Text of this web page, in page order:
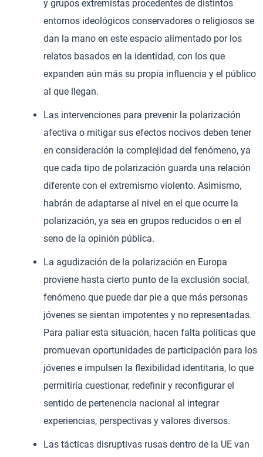
y grupos extremistas procedentes de distintos
entornos ideológicos conservadores o religiosos se
dan la mano en este espacio alimentado por los
relatos basados en la identidad, con los que
expanden aún más su propia influencia y el público
al que llegan.
Las intervenciones para prevenir la polarización
afectiva o mitigar sus efectos nocivos deben tener
en consideración la complejidad del fenómeno, ya
que cada tipo de polarización guarda una relación
diferente con el extremismo violento. Asimismo,
habrán de adaptarse al nivel en el que ocurre la
polarización, ya sea en grupos reducidos o en el
seno de la opinión pública.
La agudización de la polarización en Europa
proviene hasta cierto punto de la exclusión social,
fenómeno que puede dar pie a que más personas
jóvenes se sientan impotentes y no representadas.
Para paliar esta situación, hacen falta políticas que
promuevan oportunidades de participación para los
jóvenes e impulsen la flexibilidad identitaria, lo que
permitiría cuestionar, redefinir y reconfigurar el
sentido de pertenencia nacional al integrar
experiencias, perspectivas y valores diversos.
Las tácticas disruptivas rusas dentro de la UE van